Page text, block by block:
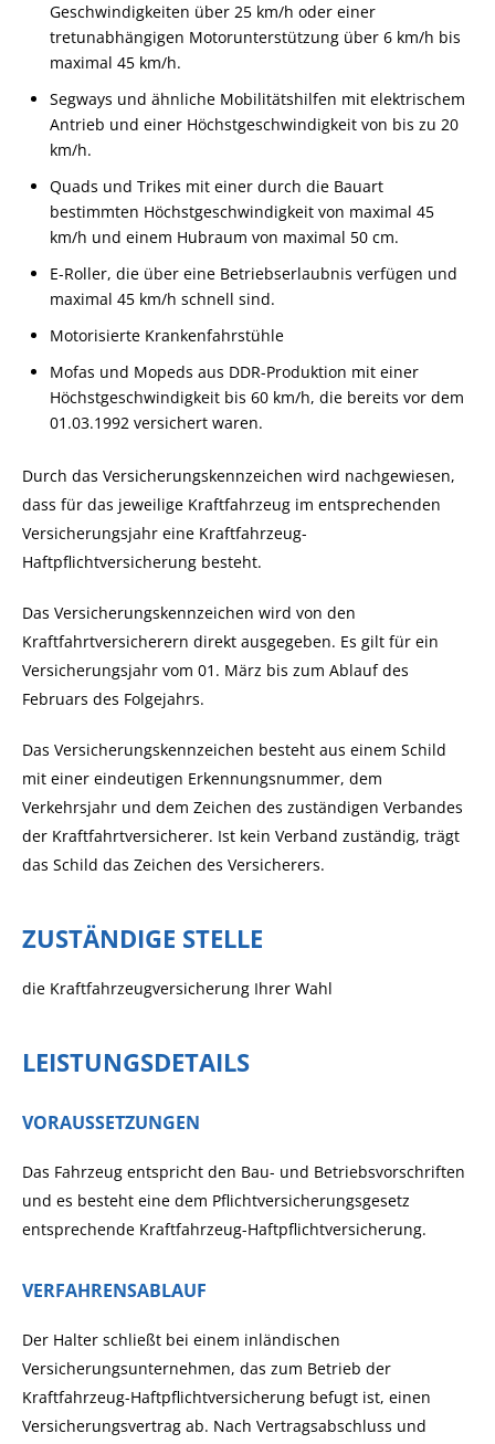
Geschwindigkeiten über 25 km/h oder einer
tretunabhängigen Motorunterstützung über 6 km/h bis
maximal 45 km/h.
Segways und ähnliche Mobilitätshilfen mit elektrischem
Antrieb und einer Höchstgeschwindigkeit von bis zu 20
km/h.
Quads und Trikes mit einer durch die Bauart
bestimmten Höchstgeschwindigkeit von maximal 45
km/h und einem Hubraum von maximal 50 cm.
E-Roller, die über eine Betriebserlaubnis verfügen und
maximal 45 km/h schnell sind.
Motorisierte Krankenfahrstühle
Mofas und Mopeds aus DDR-Produktion mit einer
Höchstgeschwindigkeit bis 60 km/h, die bereits vor dem
01.03.1992 versichert waren.
Durch das Versicherungskennzeichen wird nachgewiesen,
dass für das jeweilige Kraftfahrzeug im entsprechenden
Versicherungsjahr eine Kraftfahrzeug-
Haftpflichtversicherung besteht.
Das Versicherungskennzeichen wird von den
Kraftfahrtversicherern direkt ausgegeben. Es gilt für ein
Versicherungsjahr vom 01. März bis zum Ablauf des
Februars des Folgejahrs.
Das Versicherungskennzeichen besteht aus einem Schild
mit einer eindeutigen Erkennungsnummer, dem
Verkehrsjahr und dem Zeichen des zuständigen Verbandes
der Kraftfahrtversicherer. Ist kein Verband zuständig, trägt
das Schild das Zeichen des Versicherers.
ZUSTÄNDIGE STELLE
die Kraftfahrzeugversicherung Ihrer Wahl
LEISTUNGSDETAILS
VORAUSSETZUNGEN
Das Fahrzeug entspricht den Bau- und Betriebsvorschriften
und es besteht eine dem Pflichtversicherungsgesetz
entsprechende Kraftfahrzeug-Haftpflichtversicherung.
VERFAHRENSABLAUF
Der Halter schließt bei einem inländischen
Versicherungsunternehmen, das zum Betrieb der
Kraftfahrzeug-Haftpflichtversicherung befugt ist, einen
Versicherungsvertrag ab. Nach Vertragsabschluss und